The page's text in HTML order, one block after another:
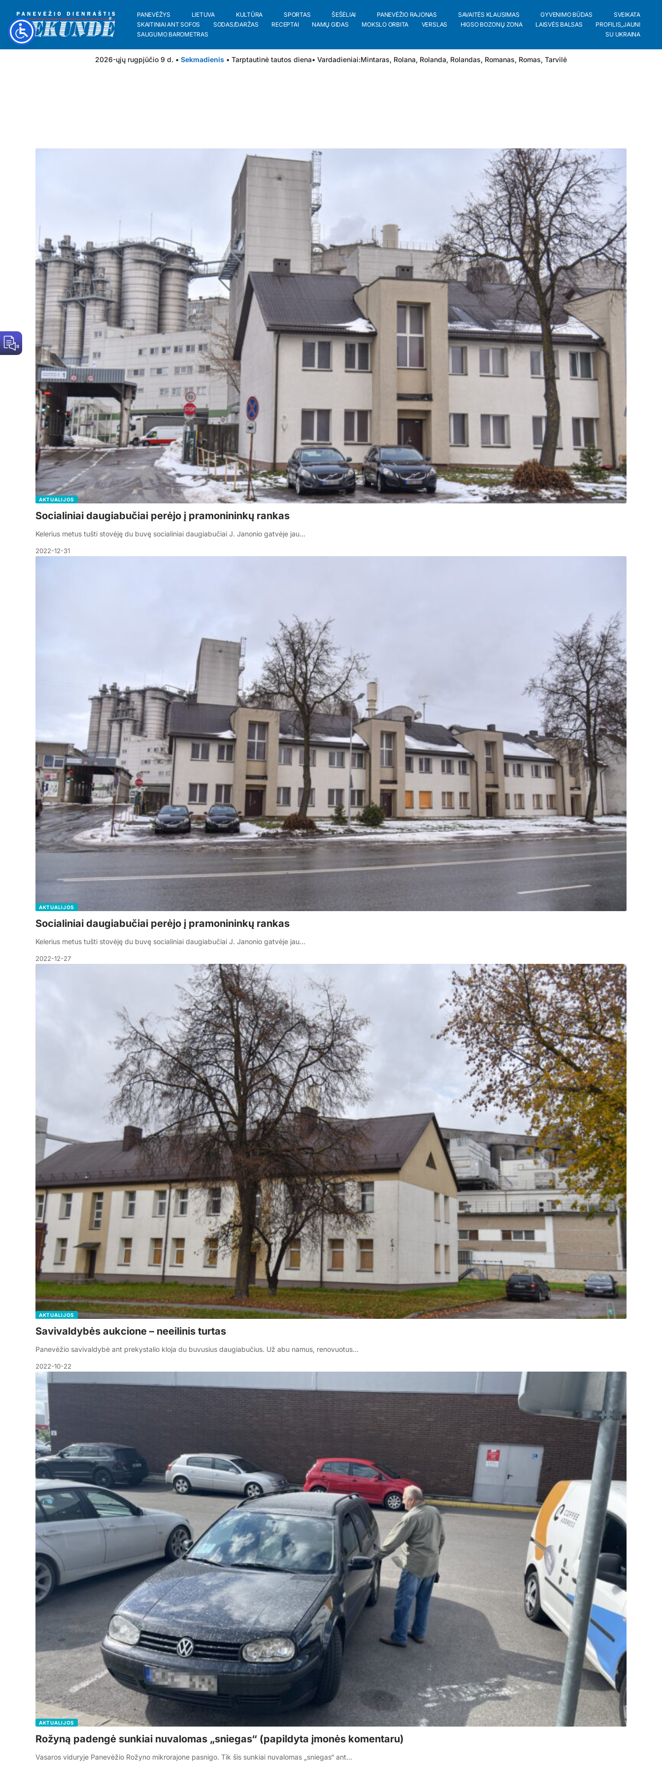
PANEVĖŽYS LIETUVA KULTŪRA SPORTAS ŠEŠĖLIAI PANEVĖŽIO RAJONAS SAVAITĖS KLAUSIMAS GYVENIMO BŪDAS
SVEIKATA
SKAITINIAI ANT SOFOS
SODAS/DARŽAS RECEPTAI NAMŲ GIDAS MOKSLO ORBITA VERSLAS HIGSO BOZONŲ ZONA LAISVĖS BALSAS
PROFILIS_JAUNI
SAUGUMO BAROMETRAS
SU UKRAINA
2026-ųjų rugpjūčio 9 d. • Sekmadienis • Tarptautinė tautos diena• Vardadieniai:Mintaras, Rolana, Rolanda, Rolandas, Romanas, Romas, Tarvilė
AKTUALIJOS
Socialiniai daugiabučiai perėjo į pramonininkų rankas
Kelerius metus tušti stovėję du buvę socialiniai daugiabučiai J. Janonio gatvėje jau…
2022-12-31
AKTUALIJOS
Socialiniai daugiabučiai perėjo į pramonininkų rankas
Kelerius metus tušti stovėję du buvę socialiniai daugiabučiai J. Janonio gatvėje jau…
2022-12-27
AKTUALIJOS
Savivaldybės aukcione – neeilinis turtas
Panevėžio savivaldybė ant prekystalio kloja du buvusius daugiabučius. Už abu namus, renovuotus…
2022-10-22
AKTUALIJOS
Rožyną padengė sunkiai nuvalomas „sniegas“ (papildyta įmonės komentaru)
Vasaros viduryje Panevėžio Rožyno mikrorajone pasnigo. Tik šis sunkiai nuvalomas „sniegas“ ant…